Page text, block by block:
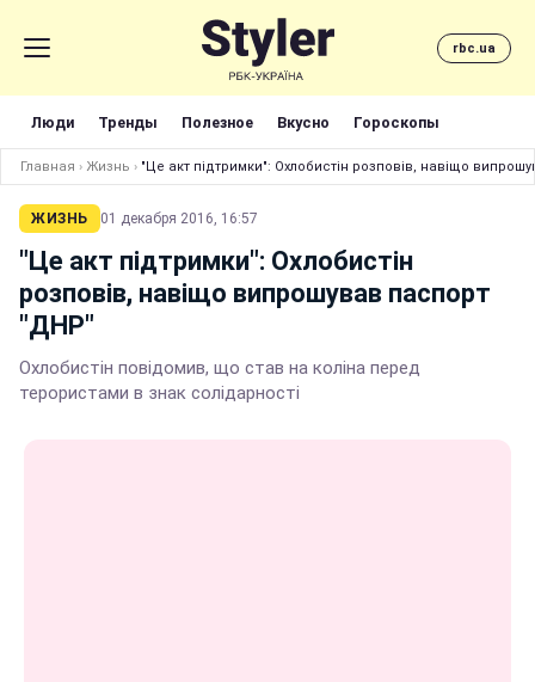
rbc.ua
Люди Тренды Полезное Вкусно Гороскопы
Главная › Жизнь › "Це акт підтримки": Охлобистін розповів, навіщо
ЖИЗНЬ 01 декабря 2016, 16:57
"Це акт підтримки": Охлобистін
розповів, навіщо випрошував паспорт
"ДНР"
Охлобистін повідомив, що став на коліна перед
терористами в знак солідарності